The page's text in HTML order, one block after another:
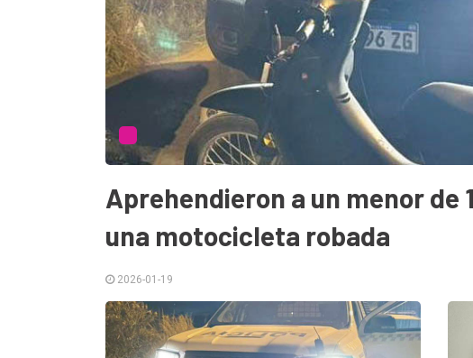
Aprehendieron a un menor de
una motocicleta robada
2026-01-19